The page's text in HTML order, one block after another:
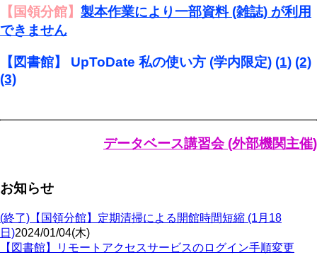
【国領分館】 製本作業により一部資料 (雑誌) が利用
できません
【図書館】 UpToDate 私の使い方 (学内限定) (1) (2)
(3)
データベース講習会 (外部機関主催)
お知らせ
(終了)【国領分館】定期清掃による開館時間短縮 (1月18
日)2024/01/04(木)
【図書館】リモートアクセスサービスのログイン手順変更